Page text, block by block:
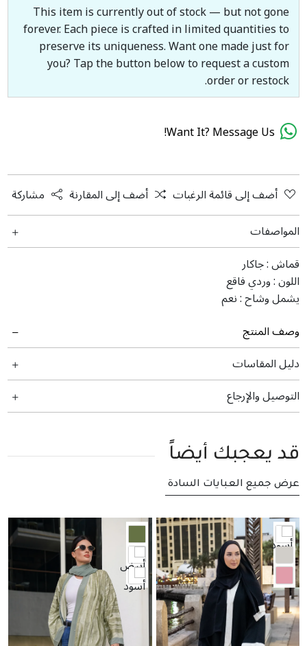
This item is currently out of stock — but not gone
forever. Each piece is crafted in limited quantities to
preserve its uniqueness. Want one made just for
you? Tap the button below to request a custom
order or restock.
Want It? Message Us!
أضف إلى قائمة الرغبات أضف إلى المقارنة
مشاركة
المواصفات
قماش :جاكار
اللون :وردي فاقع
يشمل وشاح :نعم
وصف المنتج
دليل المقاسات
التوصيل والإرجاع
قد يعجبك أيضاً
عرض جميع العبايات السادة